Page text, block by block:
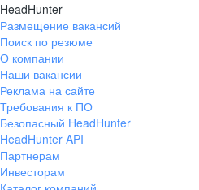
HeadHunter
Размещение вакансий
Поиск по резюме
О компании
Наши вакансии
Реклама на сайте
Требования к ПО
Безопасный HeadHunter
HeadHunter API
Партнерам
Инвесторам